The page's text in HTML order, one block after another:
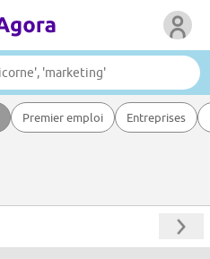
Premier emploi Entreprises